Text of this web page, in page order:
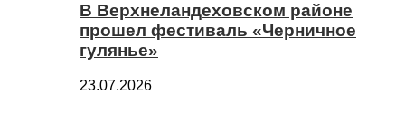
В Верхнеландеховском районе
прошел фестиваль «Черничное
гулянье»
23.07.2026